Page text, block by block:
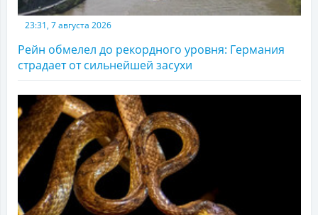
23:31, 7 августа 2026
Рейн обмелел до рекордного уровня: Германия
страдает от сильнейшей засухи